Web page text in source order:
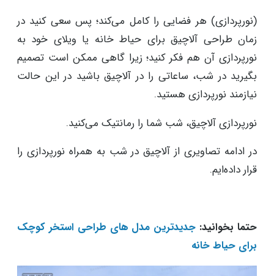
(نورپردازی) هر فضایی را کامل می‌کند؛ پس سعی کنید در
زمان طراحی آلاچیق برای حیاط خانه یا ویلای خود به
نورپردازی آن هم فکر کنید؛ زیرا گاهی ممکن است تصمیم
بگیرید در شب، ساعاتی را در آلاچیق باشید در این حالت
نیازمند نورپردازی هستید.
نورپردازی آلاچیق، شب شما را رمانتیک می‌کنید.
در ادامه تصاویری از آلاچیق در شب به همراه نورپردازی را
قرار داده‌ایم.
حتما بخوانید:جدیدترین مدل های طراحی استخر کوچک
برای حیاط خانه